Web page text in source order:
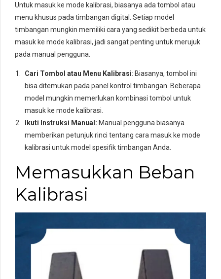
Untuk masuk ke mode kalibrasi, biasanya ada tombol atau
menu khusus pada timbangan digital. Setiap model
timbangan mungkin memiliki cara yang sedikit berbeda untuk
masuk ke mode kalibrasi, jadi sangat penting untuk merujuk
pada manual pengguna.
Cari Tombol atau Menu Kalibrasi: Biasanya, tombol ini
bisa ditemukan pada panel kontrol timbangan. Beberapa
model mungkin memerlukan kombinasi tombol untuk
masuk ke mode kalibrasi.
Ikuti Instruksi Manual: Manual pengguna biasanya
memberikan petunjuk rinci tentang cara masuk ke mode
kalibrasi untuk model spesifik timbangan Anda.
Memasukkan Beban
Kalibrasi